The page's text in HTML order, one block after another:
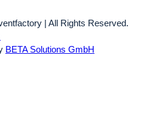
| All Rights Reserved.
BETA Solutions GmbH